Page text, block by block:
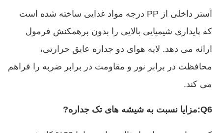
آستر داخلی از PP درجه مواد غذایی ساخته شده است
که پایداری شیمیایی بالایی را بدون برهمکنش فرمول
ارائه می دهد. لایه هوای دو جداره عایق حرارتی،
محافظت در برابر نور و مقاومت در برابر ضربه را فراهم
می کند.
Q6
:مزایا نسبت به شیشه های تک جداره?